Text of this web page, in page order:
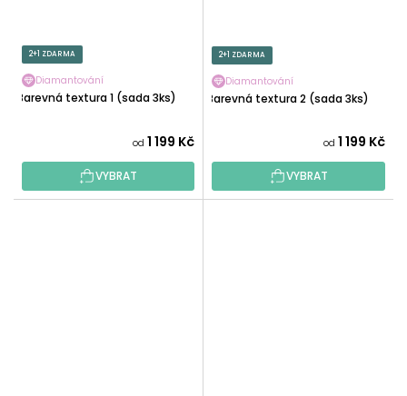
2+1 ZDARMA
Diamantování
Barevná textura 1 (sada 3ks)
od 1 199 Kč
VYBRAT
2+1 ZDARMA
Diamantování
Barevná textura 2 (sada 3ks)
od 1 199 Kč
VYBRAT